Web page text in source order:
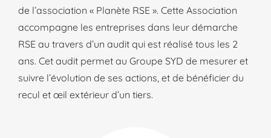
de l’association « Planète RSE ». Cette Association
accompagne les entreprises dans leur démarche
RSE au travers d’un audit qui est réalisé tous les 2
ans. Cet audit permet au Groupe SYD de mesurer et
suivre l’évolution de ses actions, et de bénéficier du
recul et œil extérieur d’un tiers.